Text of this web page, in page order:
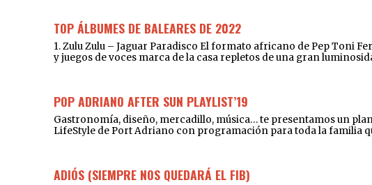
TOP ÁLBUMES DE BALEARES DE 2022
1. Zulu Zulu – Jaguar Paradisco El formato africano de Pep Toni
y juegos de voces marca de la casa repletos de una gran
POP ADRIANO AFTER SUN PLAYLIST’19
Gastronomía, diseño, mercadillo, música… te presentamos un
LifeStyle de Port Adriano con programación para toda la familia
ADIÓS (SIEMPRE NOS QUEDARÁ EL FIB)